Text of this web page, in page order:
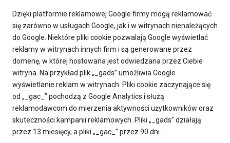
Dzięki platformie reklamowej Google firmy mogą reklamować
się zarówno w usługach Google, jak i w witrynach nienależących
do Google. Niektóre pliki cookie pozwalają Google wyświetlać
reklamy w witrynach innych firm i są generowane przez
domenę, w której hostowana jest odwiedzana przez Ciebie
witryna. Na przykład plik „_gads” umożliwia Google
wyświetlanie reklam w witrynach. Pliki cookie zaczynające się
od „_gac_” pochodzą z Google Analytics i służą
reklamodawcom do mierzenia aktywności użytkowników oraz
skuteczności kampanii reklamowych. Pliki „_gads” działają
przez 13 miesięcy, a pliki „_gac_” przez 90 dni.